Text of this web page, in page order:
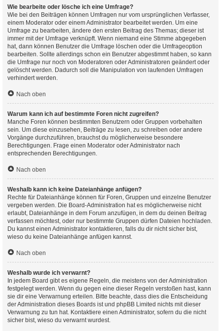
Wie bearbeite oder lösche ich eine Umfrage?
Wie bei den Beiträgen können Umfragen nur vom ursprünglichen Verfasser,
einem Moderator oder einem Administrator bearbeitet werden. Um eine
Umfrage zu bearbeiten, ändere den ersten Beitrag des Themas; dieser ist
immer mit der Umfrage verknüpft. Wenn niemand eine Stimme abgegeben
hat, dann können Benutzer die Umfrage löschen oder die Umfrageoption
bearbeiten. Sollte allerdings schon ein Benutzer abgestimmt haben, so kann
die Umfrage nur noch von Moderatoren oder Administratoren geändert oder
gelöscht werden. Dadurch soll die Manipulation von laufenden Umfragen
verhindert werden.
Nach oben
Warum kann ich auf bestimmte Foren nicht zugreifen?
Manche Foren können bestimmten Benutzern oder Gruppen vorbehalten
sein. Um diese einzusehen, Beiträge zu lesen, zu schreiben oder andere
Vorgänge durchzuführen, brauchst du möglicherweise besondere
Berechtigungen. Frage einen Moderator oder Administrator nach
entsprechenden Berechtigungen.
Nach oben
Weshalb kann ich keine Dateianhänge anfügen?
Rechte für Dateianhänge können für Foren, Gruppen und einzelne Benutzer
vergeben werden. Die Board-Administration hat es möglicherweise nicht
erlaubt, Dateianhänge in dem Forum anzufügen, in dem du deinen Beitrag
verfassen möchtest, oder nur bestimmte Gruppen dürfen Dateien hochladen.
Du kannst einen Administrator kontaktieren, falls du dir nicht sicher bist,
wieso du keine Dateianhänge anfügen kannst.
Nach oben
Weshalb wurde ich verwarnt?
In jedem Board gibt es eigene Regeln, die meistens von der Administration
festgelegt werden. Wenn du gegen eine dieser Regeln verstoßen hast, kann
sie dir eine Verwarnung erteilen. Bitte beachte, dass dies die Entscheidung
der Administration dieses Boards ist und phpBB Limited nichts mit dieser
Verwarnung zu tun hat. Kontaktiere einen Administrator, sofern du die nicht
sicher bist, wieso du verwarnt wurdest.